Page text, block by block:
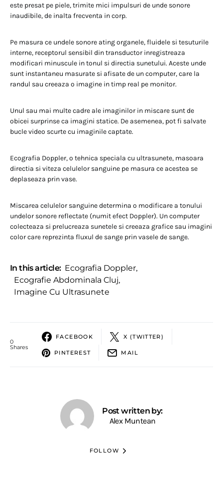
este presat pe piele, trimite mici impulsuri de unde sonore
inaudibile, de inalta frecventa in corp.
Pe masura ce undele sonore ating organele, fluidele si tesuturile
interne, receptorul sensibil din transductor inregistreaza
modificari minuscule in tonul si directia sunetului. Aceste unde
sunt instantaneu masurate si afisate de un computer, care la
randul sau creeaza o imagine in timp real pe monitor.
Unul sau mai multe cadre ale imaginilor in miscare sunt de
obicei surprinse ca imagini statice. De asemenea, pot fi salvate
bucle video scurte cu imaginile captate.
Ecografia Doppler, o tehnica speciala cu ultrasunete, masoara
directia si viteza celulelor sanguine pe masura ce acestea se
deplaseaza prin vase.
Miscarea celulelor sanguine determina o modificare a tonului
undelor sonore reflectate (numit efect Doppler). Un computer
colecteaza si prelucreaza sunetele si creeaza grafice sau imagini
color care reprezinta fluxul de sange prin vasele de sange.
In this article: Ecografia Doppler,
Ecografie Abdominala Cluj,
Imagine Cu Ultrasunete
0
Shares
FACEBOOK X (TWITTER)
PINTEREST MAIL
Post written by:
Alex Muntean
FOLLOW